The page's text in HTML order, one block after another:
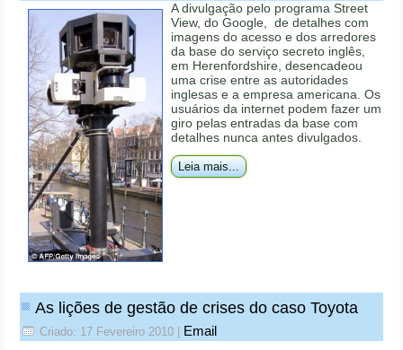
A divulgação pelo programa Street
View, do Google, de detalhes com
imagens do acesso e dos arredores
da base do serviço secreto inglês,
em Herenfordshire, desencadeou
uma crise entre as autoridades
inglesas e a empresa americana. Os
usuários da internet podem fazer um
giro pelas entradas da base com
detalhes nunca antes divulgados.
Leia mais...
As lições de gestão de crises do caso Toyota
Criado: 17 Fevereiro 2010 | Email